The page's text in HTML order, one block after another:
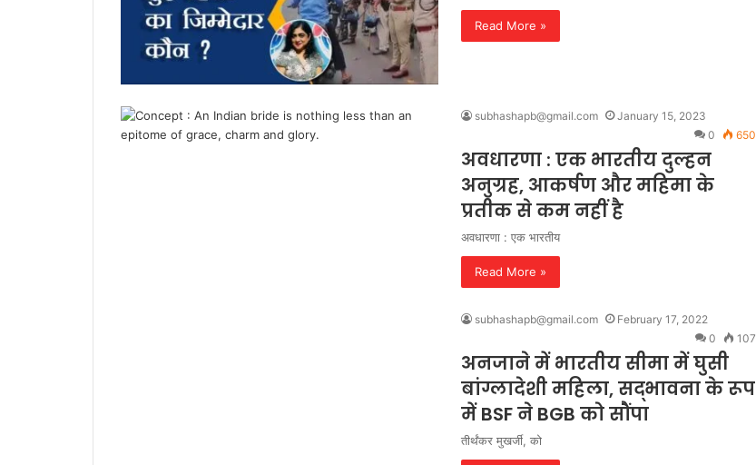
Read More »
subhashapb@gmail.com
January 15, 2023
0
650
अवधारणा : एक भारतीय दुल्हन
अनुग्रह, आकर्षण और महिमा के
प्रतीक से कम नहीं है
अवधारणा : एक भारतीय
Read More »
subhashapb@gmail.com
February 17, 2022
0
107
अनजाने में भारतीय सीमा में घुसी
बांग्लादेशी महिला, सद्भावना के रूप
में BSF ने BGB को सौंपा
तीर्थंकर मुखर्जी, को